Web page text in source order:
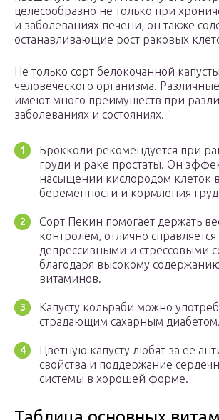
целесообразно не только при
и заболеваниях печени, он также
останавливающие рост раковых
Не только сорт белокочанной
человеческого организма.
имеют много преимуществ при
заболеваниях и состояниях.
Брокколи рекомендуется при
груди и раке простаты. Он
насыщении кислородом клеток
беременности и кормления
Сорт Пекин помогает держать
контролем, отлично справляется
депрессивными и стрессовыми
благодаря высокому
витаминов.
Капусту кольраби можно
страдающим сахарным диабетом.
Цветную капусту любят за ее
свойства и поддержание
системы в хорошей форме.